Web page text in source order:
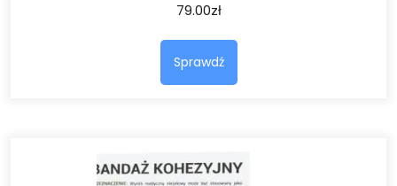
79.00zł
Sprawdź